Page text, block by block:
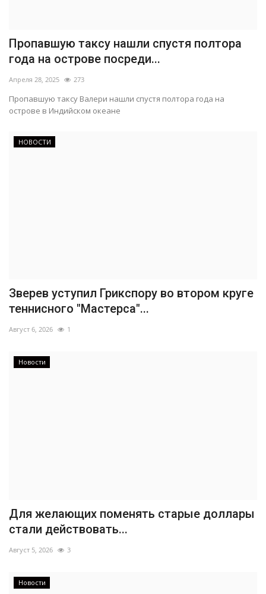
Пропавшую таксу нашли спустя полтора
года на острове посреди...
Апреля 28, 2025 273
Пропавшую таксу Валери нашли спустя полтора года на
острове в Индийском океане
НОВОСТИ
Зверев уступил Грикспору во втором круге
теннисного "Мастерса"...
Август 6, 2026 1
Новости
Для желающих поменять старые доллары
стали действовать...
Август 5, 2026 3
Новости